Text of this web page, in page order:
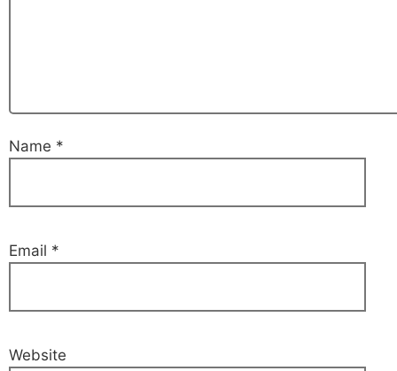
Name *
Email *
Website